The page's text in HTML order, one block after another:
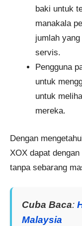
baki untuk
manakala
jumlah
servis.
Pengguna
untuk
untuk
mereka.
Dengan
XOX dapat
tanpa sebarang
Cuba Baca:
Malaysia